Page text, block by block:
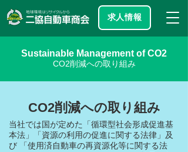
求人情報
Sustainable Management of CO2
CO2削減への取り組み
CO2削減への取り組み
当社では国が定めた「循環型社会形成促進基
本法」「資源の利用の促進に関する法律」及
び 「使用済自動車の再資源化等に関する法